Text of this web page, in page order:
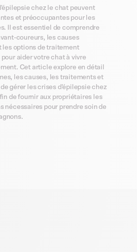
chez le chat peuvent
et préoccupantes pour les
Il est essentiel de comprendre
coureurs, les causes
les options de traitement
aider votre chat à vivre
Cet article explore en détail
les causes, les traitements et
de gérer les crises d'épilepsie chez
de fournir aux propriétaires les
nécessaires pour prendre soin de
vos Options